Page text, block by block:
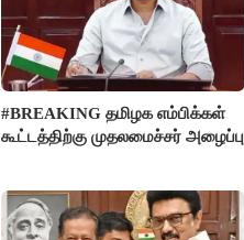
#BREAKING தமிழக எம்பிக்கள்
கூட்டத்திற்கு முதலமைச்சர் அழைப்பு